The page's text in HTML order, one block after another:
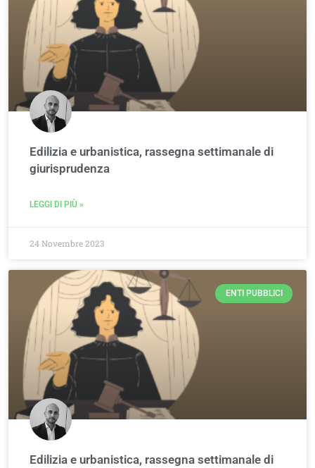
Edilizia e urbanistica, rassegna settimanale di
giurisprudenza
LEGGI DI PIÙ »
24 Novembre 2023
ENTI PUBBLICI
Edilizia e urbanistica, rassegna settimanale di